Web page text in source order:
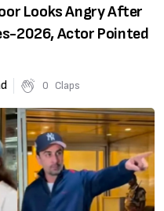
Looks Angry After
2026, Actor Pointed
0 Claps